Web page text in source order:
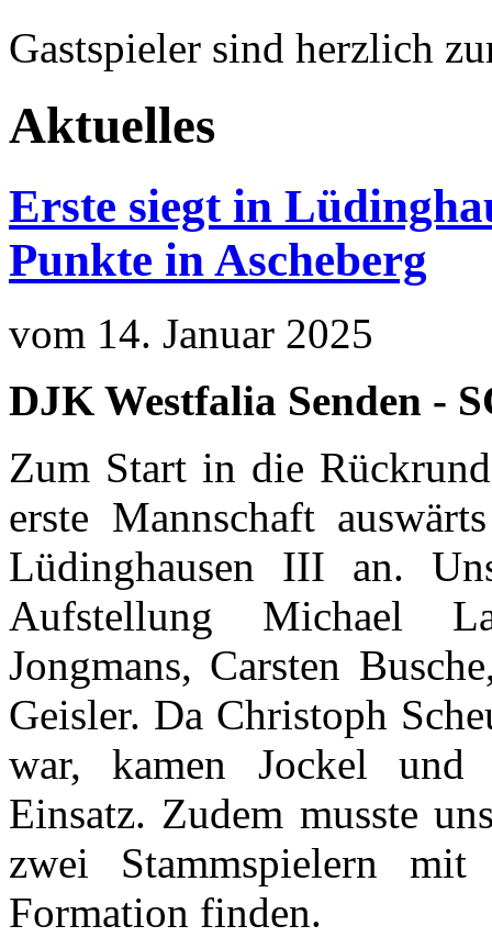
Gastspieler sind herzlich
Aktuelles
Erste siegt in
Punkte in Ascheberg
vom 14. Januar 2025
DJK Westfalia Senden -
Zum Start in die
erste Mannschaft
Lüdinghausen III an.
Aufstellung Michael
Jongmans, Carsten
Geisler. Da Christoph
war, kamen Jockel und
Einsatz. Zudem musste
zwei Stammspielern
Formation finden.